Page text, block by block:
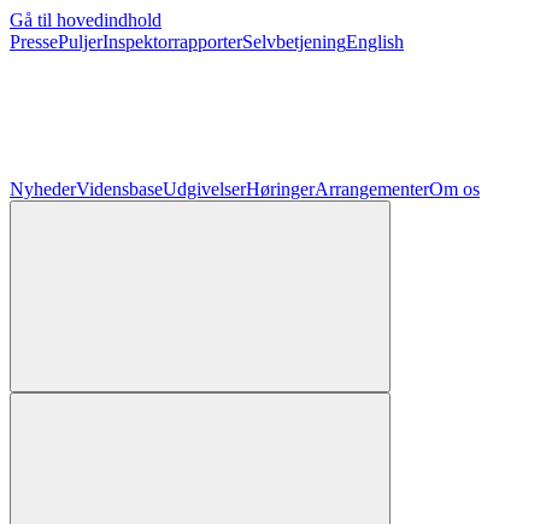
Gå til hovedindhold
PressePuljerInspektorrapporterSelvbetjeningEnglish
NyhederVidensbaseUdgivelserHøringerArrangementerOm os